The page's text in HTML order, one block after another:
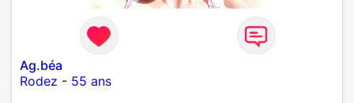
Ag.béa
Rodez - 55 ans